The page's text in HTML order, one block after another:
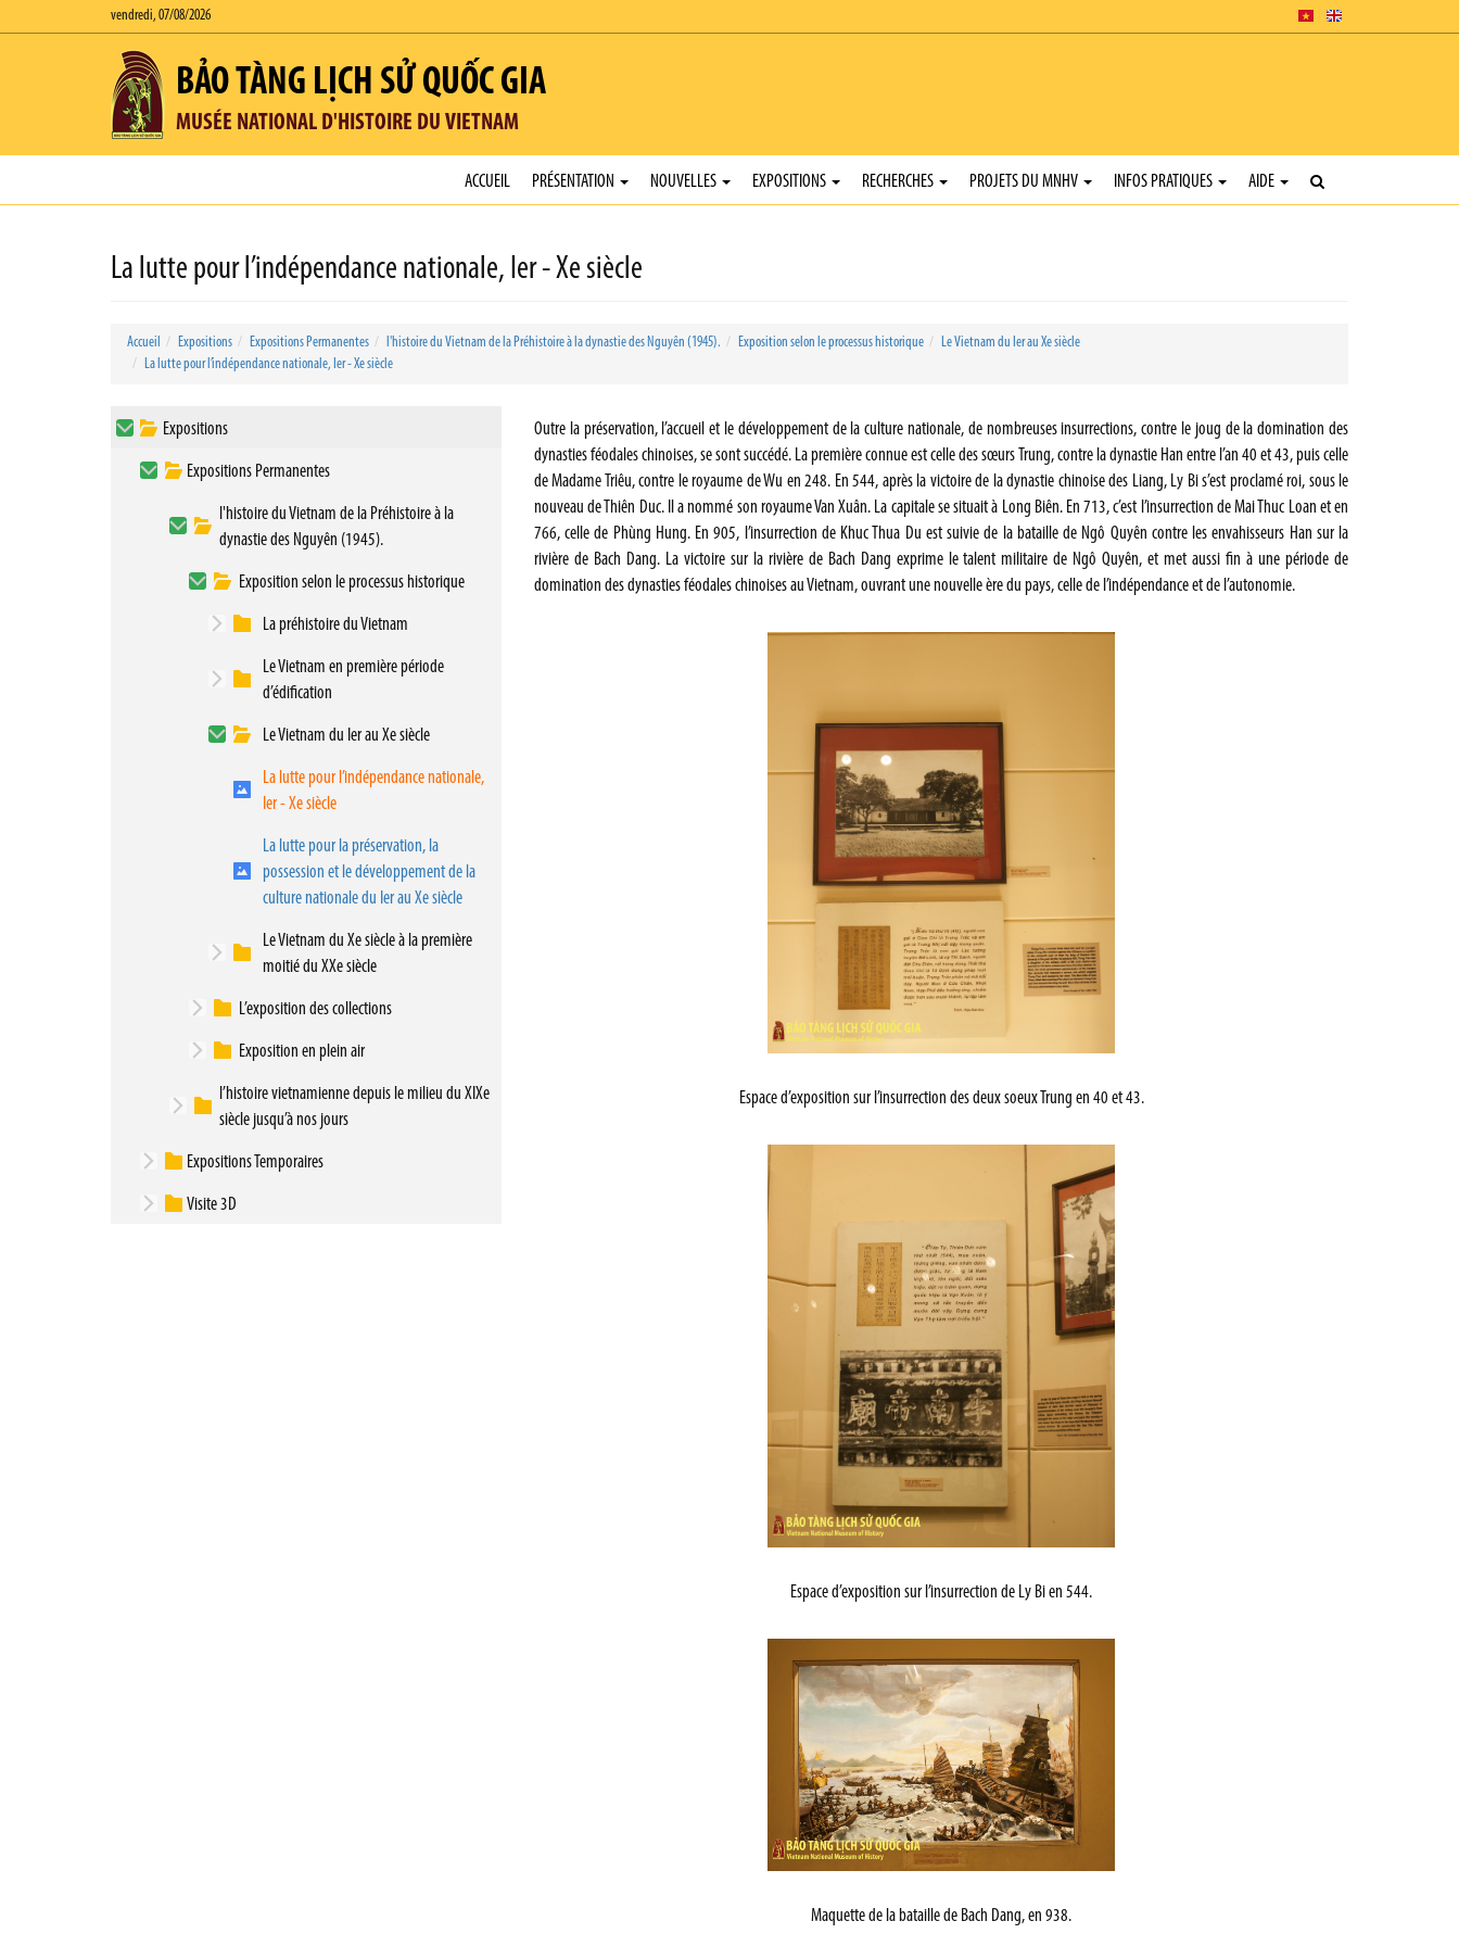
vendredi, 07/08/2026
BẢO TÀNG LỊCH SỬ QUỐC GIA
MUSÉE NATIONAL D'HISTOIRE DU VIETNAM
ACCUEIL PRÉSENTATION NOUVELLES EXPOSITIONS RECHERCHES PROJETS DU MNHV INFOS PRATIQUES AIDE
La lutte pour l’indépendance nationale, Ier - Xe siècle
Accueil Expositions Expositions Permanentes l'histoire du Vietnam de la Préhistoire à la dynastie des Nguyên (1945). Exposition selon le processus historique
Le Vietnam du Ier au Xe siècle
La lutte pour l’indépendance nationale, Ier - Xe siècle
Expositions
Expositions Permanentes
l'histoire du Vietnam de la Préhistoire à la
dynastie des Nguyên (1945).
Exposition selon le processus historique
La préhistoire du Vietnam
Le Vietnam en première période
d’édification
Le Vietnam du Ier au Xe siècle
La lutte pour l’indépendance nationale,
Ier - Xe siècle
La lutte pour la préservation, la
possession et le développement de la
culture nationale du Ier au Xe siècle
Le Vietnam du Xe siècle à la première
moitié du XXe siècle
L’exposition des collections
Exposition en plein air
l’histoire vietnamienne depuis le milieu du XIXe
siècle jusqu’à nos jours
Expositions Temporaires
Visite 3D
Outre la préservation, l’accueil et le développement de la culture nationale, de nombreuses insurrections, contre le joug de la domination des
dynasties féodales chinoises, se sont succédé. La première connue est celle des sœurs Trung, contre la dynastie Han entre l’an 40 et 43, puis celle
de Madame Triêu, contre le royaume de Wu en 248. En 544, après la victoire de la dynastie chinoise des Liang, Ly Bi s’est proclamé roi, sous le
nouveau de Thiên Duc. Il a nommé son royaume Van Xuân. La capitale se situait à Long Biên. En 713, c’est l’insurrection de Mai Thuc Loan et en
766, celle de Phùng Hung. En 905, l’insurrection de Khuc Thua Du est suivie de la bataille de Ngô Quyên contre les envahisseurs Han sur la
rivière de Bach Dang. La victoire sur la rivière de Bach Dang exprime le talent militaire de Ngô Quyên, et met aussi fin à une période de
domination des dynasties féodales chinoises au Vietnam, ouvrant une nouvelle ère du pays, celle de l’indépendance et de l’autonomie.
Espace d’exposition sur l’insurrection des deux soeux Trung en 40 et 43.
Espace d’exposition sur l’insurrection de Ly Bi en 544.
Maquette de la bataille de Bach Dang, en 938.